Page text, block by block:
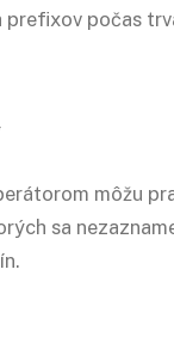
prefixov počas
môžu
sa